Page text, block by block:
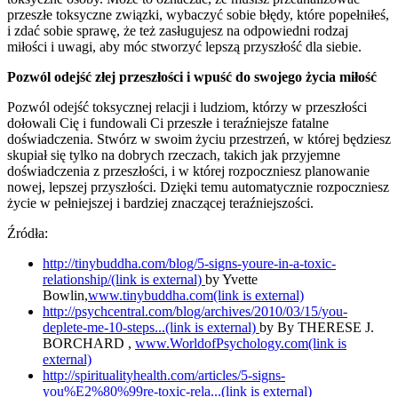
przeszłe toksyczne związki, wybaczyć sobie błędy, które popełniłeś,
i zdać sobie sprawę, że też zasługujesz na odpowiedni rodzaj
miłości i uwagi, aby móc stworzyć lepszą przyszłość dla siebie.
Pozwól odejść złej przeszłości i wpuść do swojego życia miłość
Pozwól odejść toksycznej relacji i ludziom, którzy w przeszłości
dołowali Cię i fundowali Ci przeszłe i teraźniejsze fatalne
doświadczenia. Stwórz w swoim życiu przestrzeń, w której będziesz
skupiał się tylko na dobrych rzeczach, takich jak przyjemne
doświadczenia z przeszłości, i w której rozpoczniesz planowanie
nowej, lepszej przyszłości. Dzięki temu automatycznie rozpoczniesz
życie w pełniejszej i bardziej znaczącej teraźniejszości.
Źródła:
http://tinybuddha.com/blog/5-signs-youre-in-a-toxic-
relationship/(link is external) by Yvette
Bowlin,www.tinybuddha.com(link is external)
http://psychcentral.com/blog/archives/2010/03/15/you-
deplete-me-10-steps...(link is external) by By THERESE J.
BORCHARD , www.WorldofPsychology.com(link is
external)
http://spiritualityhealth.com/articles/5-signs-
you%E2%80%99re-toxic-rela...(link is external)